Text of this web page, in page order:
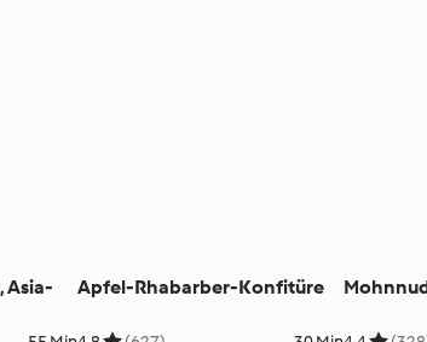
Asia-
Apfel-Rhabarber-Konfitüre